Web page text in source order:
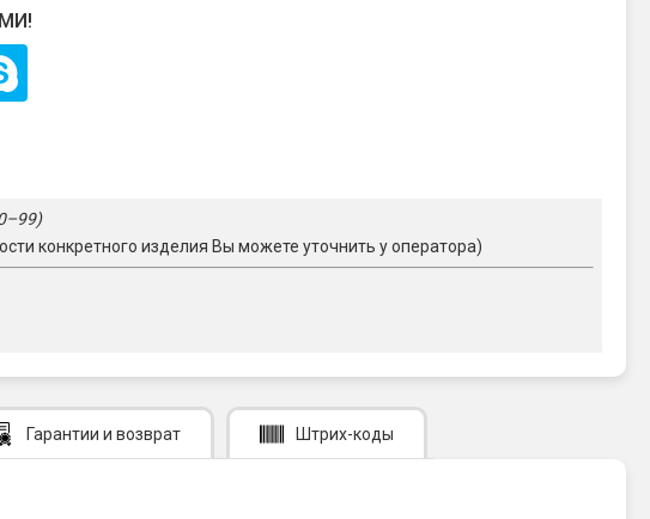
конкретного изделия Вы можете уточнить у оператора)
Гарантии и возврат Штрих-коды